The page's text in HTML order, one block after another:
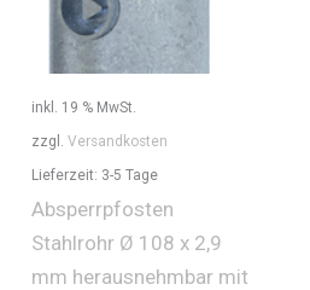
inkl. 19 % MwSt.
zzgl.Versandkosten
Lieferzeit: 3-5 Tage
Absperrpfosten
Stahlrohr Ø 108 x 2,9
mm herausnehmbar mit